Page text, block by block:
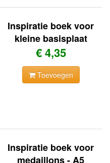
Inspiratie boek voor
kleine basisplaat
€ 4,35
Toevoegen
Inspiratie boek voor
medaillons - A5